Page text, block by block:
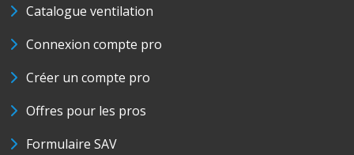
Catalogue ventilation
Connexion compte pro
Créer un compte pro
Offres pour les pros
Formulaire SAV